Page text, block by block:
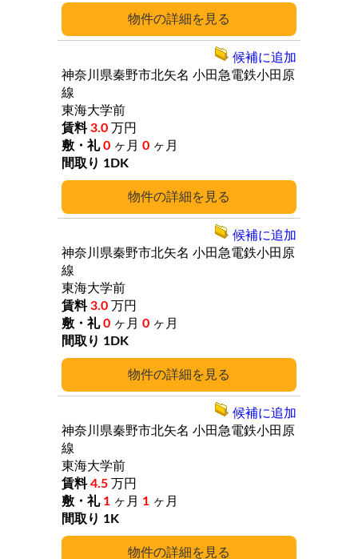
詳細
詳細
神奈川県秦野市北矢名 小田急電鉄小田原
線
東海大学前
3.0 万円
0 ヶ月 0 ヶ月
1DK
候補に追加
詳細
神奈川県秦野市北矢名 小田急電鉄小田原
線
東海大学前
3.0 万円
0 ヶ月 0 ヶ月
1DK
候補に追加
詳細
神奈川県秦野市北矢名 小田急電鉄小田原
線
東海大学前
4.5 万円
1 ヶ月 1 ヶ月
1K
候補に追加